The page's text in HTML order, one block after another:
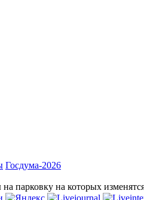
Госдума-2026
парковку на которых